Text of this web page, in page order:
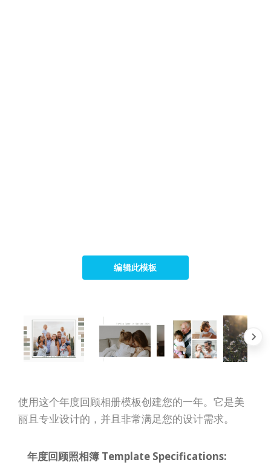
编辑此模板
使用这个年度回顾相册模板创建您的一年。它是美
丽且专业设计的，并且非常满足您的设计需求。
年度回顾照相簿 Template Specifications: